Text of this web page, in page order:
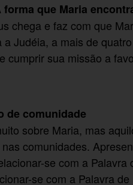
forma que Maria
chega e faz com que
a Judéia, a mais de
cumprir sua missão a
de comunidade
sobre Maria, mas
comunidades.
se com a
se com a Palavra